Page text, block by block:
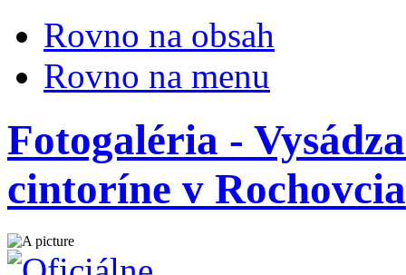
Rovno na obsah
Rovno na menu
Fotogaléria -
cintoríne v